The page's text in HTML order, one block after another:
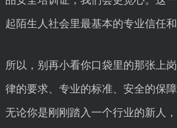
起陌生人社会里最基本的专业信任和
所以，别再小看你口袋里的那张上
律的要求、专业的标准、安全的保障
无论你是刚刚踏入一个行业的新人